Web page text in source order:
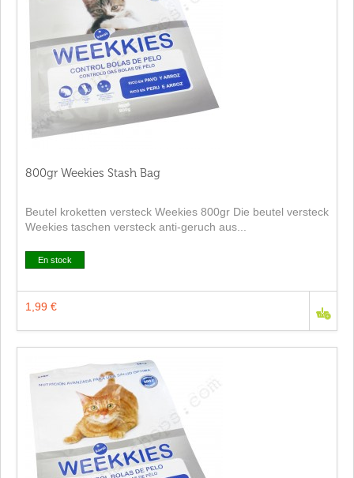
800gr Weekies Stash Bag
Beutel kroketten versteck Weekies 800gr Die beutel versteck
Weekies taschen versteck anti-geruch aus...
En stock
1,99 €